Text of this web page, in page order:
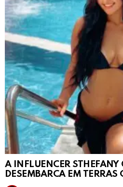
A INFLUENCER STHEFANY
DESEMBARCA EM TERRAS